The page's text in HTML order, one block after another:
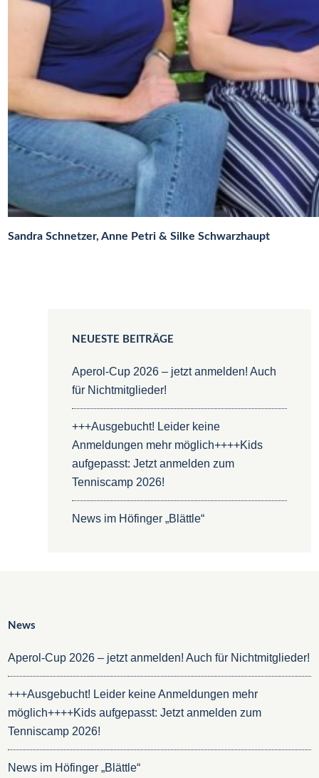
Sandra Schnetzer, Anne Petri & Silke Schwarzhaupt
NEUESTE BEITRÄGE
Aperol-Cup 2026 – jetzt anmelden! Auch
für Nichtmitglieder!
+++Ausgebucht! Leider keine
Anmeldungen mehr möglich++++Kids
aufgepasst: Jetzt anmelden zum
Tenniscamp 2026!
News im Höfinger „Blättle“
News
Aperol-Cup 2026 – jetzt anmelden! Auch für Nichtmitglieder!
+++Ausgebucht! Leider keine Anmeldungen mehr
möglich++++Kids aufgepasst: Jetzt anmelden zum
Tenniscamp 2026!
News im Höfinger „Blättle“